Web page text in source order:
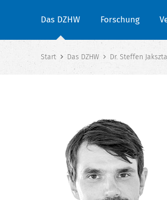
Das DZHW Forschung
Start Das DZHW Dr. Steffen